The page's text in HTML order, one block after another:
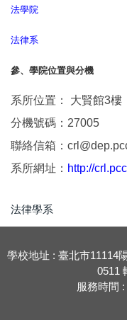
法學院
法律系
參、學院位置與分機
系所位置： 大賢館3樓
分機號碼：27005
聯絡信箱：
系所網址： http://
法律學系
學校地址 : 臺北市11114
0511
服務時間